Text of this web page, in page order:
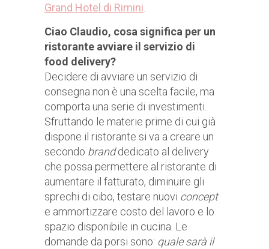
Grand Hotel di Rimini.
Ciao Claudio, cosa significa per un
ristorante avviare il servizio di
food delivery?
Decidere di avviare un servizio di
consegna non è una scelta facile, ma
comporta una serie di investimenti.
Sfruttando le materie prime di cui già
dispone il ristorante si va a creare un
secondo branddedicato al delivery
che possa permettere al ristorante di
aumentare il fatturato, diminuire gli
sprechi di cibo, testare nuovi concept
e ammortizzare costo del lavoro e lo
spazio disponibile in cucina. Le
domande da porsi sono: quale sarà il